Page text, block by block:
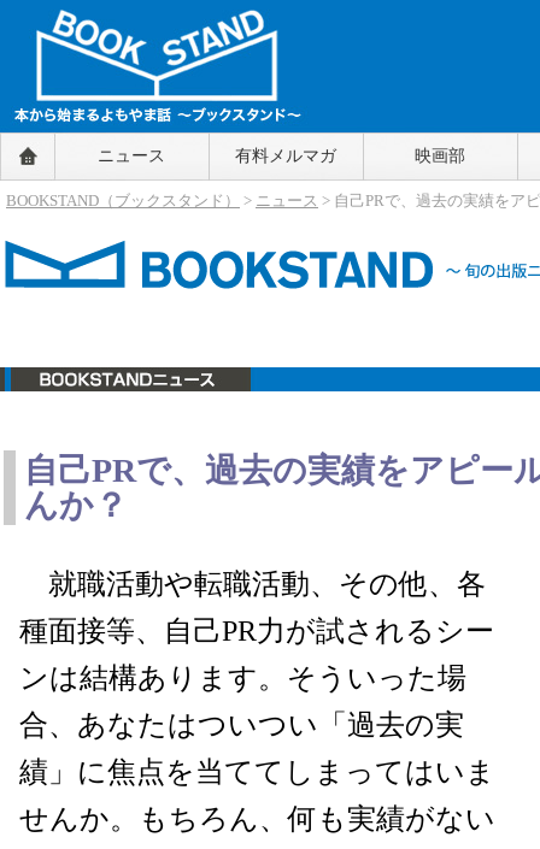
BOOKSTAND（ブックスタンド）
～本から始まるよもやま話～
BOOKSTAND（ブ
ニュース 有料メルマガ 映画部
BOOKSTAND（ブックスタンド） > ニュース > 自己PRで、過去の実績をア
自己PRで、過去の実績をアピー
んか？
就職活動や転職活動、その他、各
種面接等、自己PR力が試されるシー
ンは結構あります。そういった場
合、あなたはついつい「過去の実
績」に焦点を当ててしまってはいま
せんか。もちろん、何も実績がない